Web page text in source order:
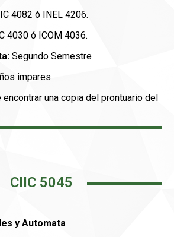
4082 ó INEL 4206.
4030 ó ICOM 4036.
Segundo Semestre
impares
encontrar una copia del prontuario del
CIIC 5045
y Automata